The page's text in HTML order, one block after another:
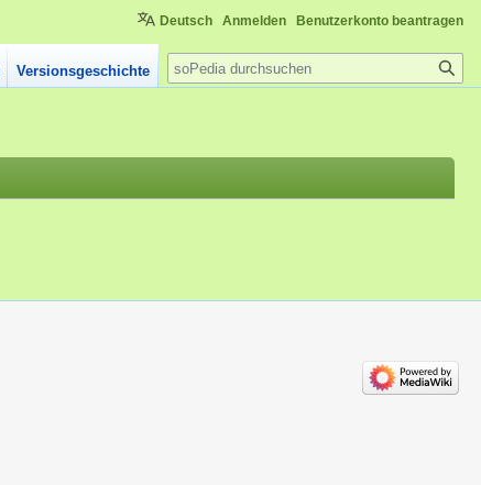
Deutsch Anmelden Benutzerkonto beantragen
Versionsgeschichte Suche